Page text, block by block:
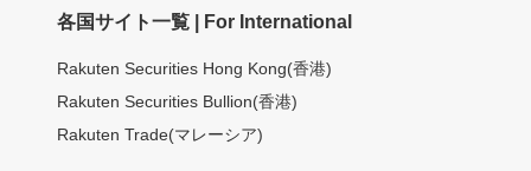
各国サイト一覧 | For International
Rakuten Securities Hong Kong(香港)
Rakuten Securities Bullion(香港)
Rakuten Trade(マレーシア)